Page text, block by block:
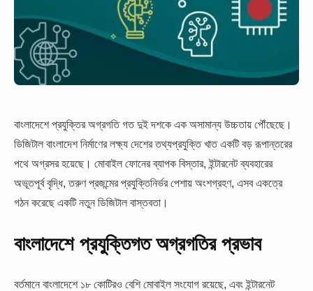
বাংলাদেশে প্রযুক্তির অগ্রগতি গত দুই দশকে এক অসামান্য উচ্চতায় পৌঁছেছে।
ডিজিটাল বাংলাদেশ নির্মাণের লক্ষ্য দেশের তথ্যপ্রযুক্তি খাত একটি বড় রূপান্তরের
পথে অগ্রসর হয়েছে। মোবাইল ফোনের ব্যাপক বিস্তার, ইন্টারনেট ব্যবহারের
অভূতপূর্ব বৃদ্ধি, তরুণ প্রজন্মের প্রযুক্তিনির্ভর পেশায় অংশগ্রহণ, এসব একত্রে
গঠন করেছে একটি নতুন ডিজিটাল বাস্তবতা।
বাংলাদেশে প্রযুক্তিগত অগ্রগতির প্রভাব
বর্তমানে বাংলাদেশে ১৮ কোটিরও বেশি মোবাইল সংযোগ রয়েছে, এবং ইন্টারনেট